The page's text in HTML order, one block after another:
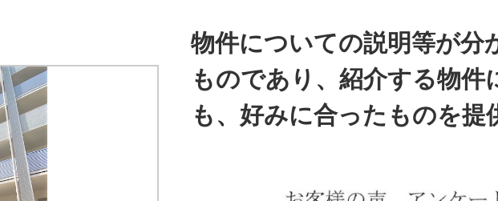
物件についての説明等が分
ものであり、紹介する物件
も、好みに合ったものを提